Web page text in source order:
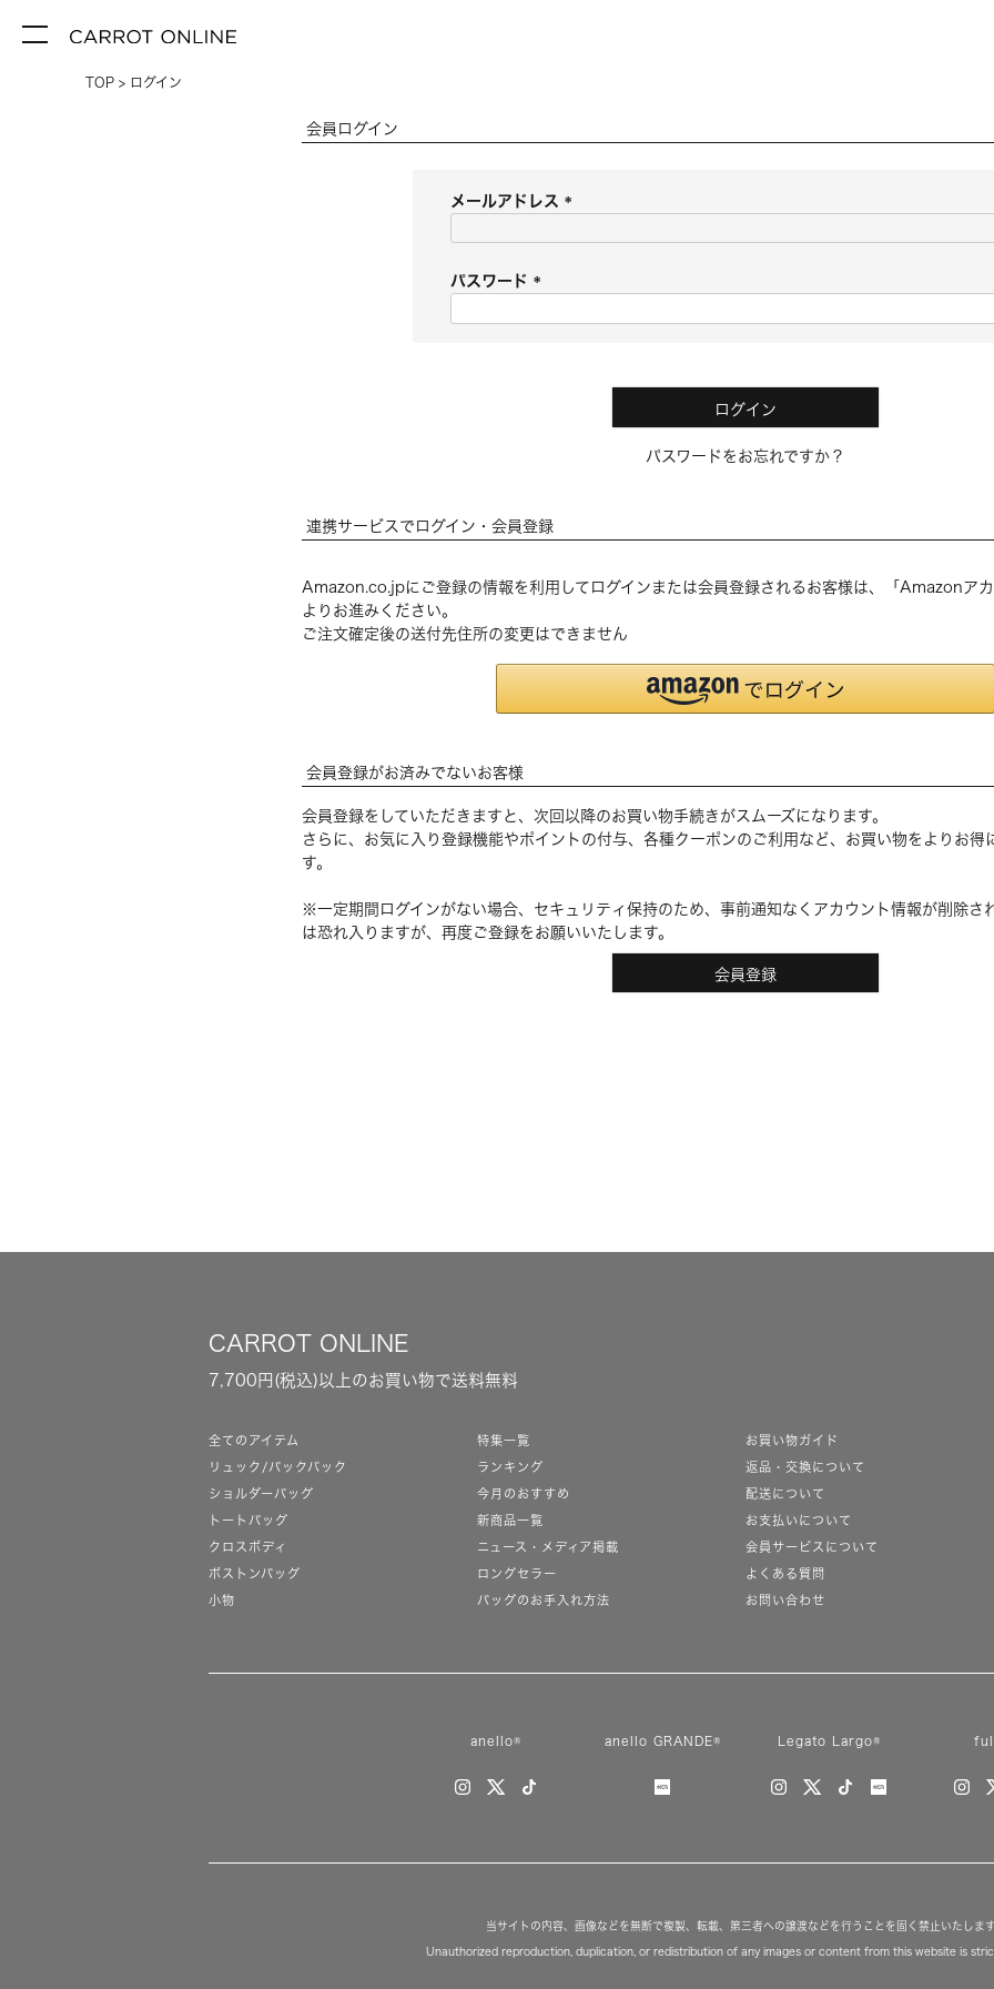
TOP ログイン
会員ログイン
メールアドレス
パスワード
ログイン
パスワードをお忘れですか？
連携サービスでログイン・会員登録
Amazon.co.jpにご登録の情報を利用してログインまたは会員登録されるお客様は、「Amazonア
よりお進みください。
ご注文確定後の送付先住所の変更はできません
会員登録がお済みでないお客様
会員登録をしていただきますと、次回以降のお買い物手続きがスムーズになります。
さらに、お気に入り登録機能やポイントの付与、各種クーポンのご利用など、お買い物をよりお得
す。
※一定期間ログインがない場合、セキュリティ保持のため、事前通知なくアカウント情報が削除さ
は恐れ入りますが、再度ご登録をお願いいたします。
会員登録
CARROT ONLINE
7,700円(税込)以上のお買い物で送料無料
全てのアイテム
リュック/バックパック
ショルダーバッグ
トートバッグ
クロスボディ
ボストンバッグ
小物
特集一覧
ランキング
今月のおすすめ
新商品一覧
ニュース・メディア掲載
ロングセラー
バッグのお手入れ方法
お買い物ガイド
返品・交換について
配送について
お支払いについて
会員サービスについて
よくある質問
お問い合わせ
anello® anello GRANDE® Legato Largo®
当サイトの内容、画像などを無断で複製、転載、第三者への譲渡などを行うことを固く禁止いたします
Unauthorized reproduction, duplication, or redistribution of any images or content from this website is